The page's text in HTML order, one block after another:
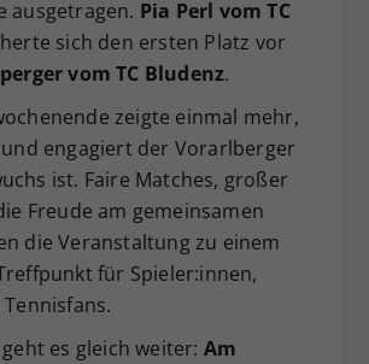
ausgetragen. Pia Perl vom TC
sich den ersten Platz vor
vom TC Bludenz.
zeigte einmal mehr,
engagiert der Vorarlberger
ist. Faire Matches, großer
Freude am gemeinsamen
die Veranstaltung zu einem
für Spieler:innen,
es gleich weiter: Am